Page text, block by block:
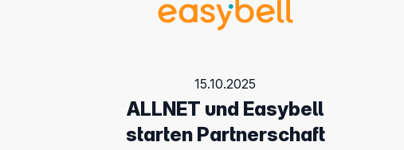
15.10.2025
ALLNET und Easybell
starten Partnerschaft